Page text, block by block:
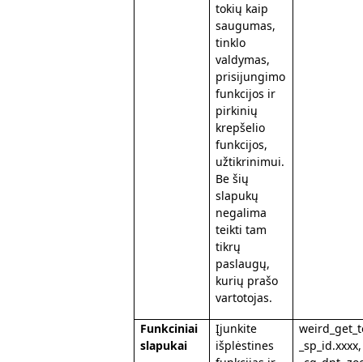
tokių kaip
saugumas,
tinklo
valdymas,
prisijungimo
funkcijos ir
pirkinių
krepšelio
funkcijos,
užtikrinimui.
Be šių
slapukų
negalima
teikti tam
tikrų
paslaugų,
kurių prašo
vartotojas.
Funkciniai
slapukai
Įjunkite
išplėstines